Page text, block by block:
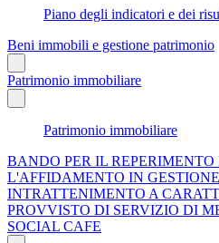
Piano degli indicatori e dei
Beni immobili e gestione patrimonio
Patrimonio immobiliare
Patrimonio immobiliare
BANDO PER IL REPERIMENTO
L'AFFIDAMENTO IN
INTRATTENIMENTO A
PROVVISTO DI SERVIZIO DI
SOCIAL CAFE